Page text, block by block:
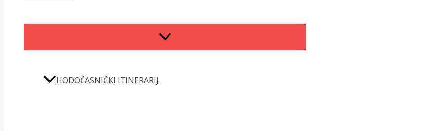
MENU
TOGGLE
HODOČASNIČKI ITINERARIJ